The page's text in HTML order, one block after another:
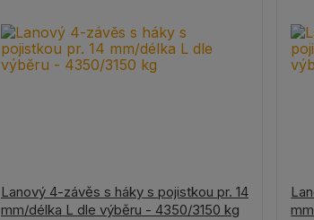
Lanový 4-závěs s háky s pojistkou pr. 14
mm/délka L dle výběru - 4350/3150 kg